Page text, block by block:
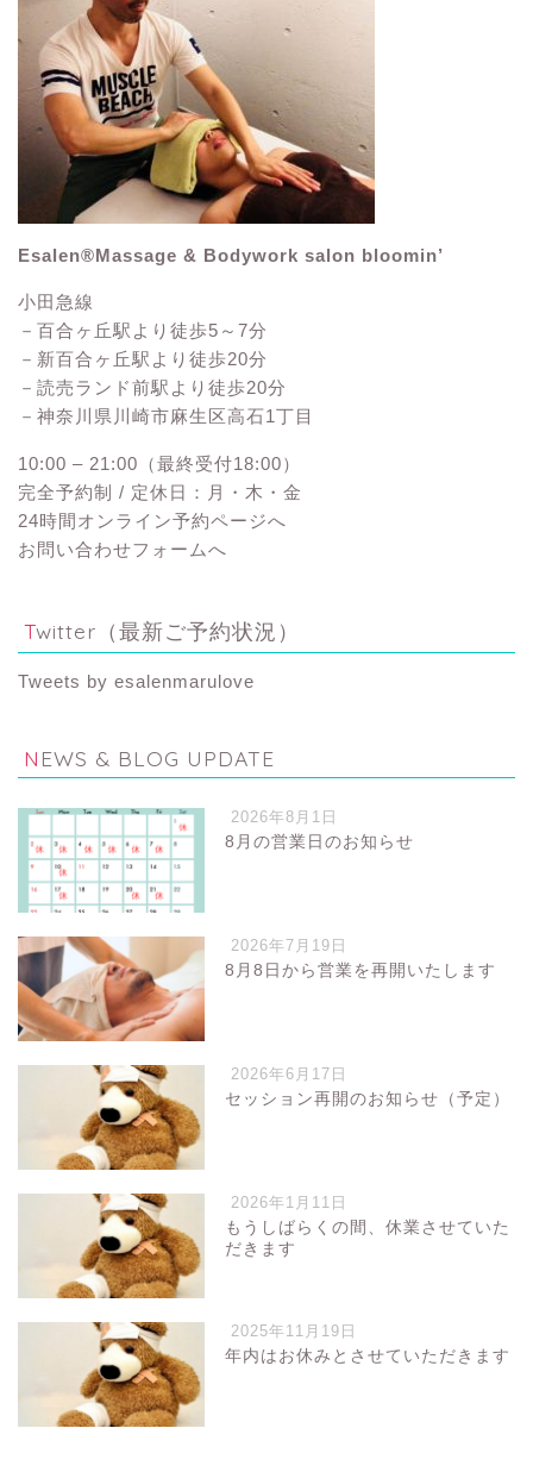
Esalen®Massage & Bodywork salon bloomin’
小田急線
－百合ヶ丘駅より徒歩5～7分
－新百合ヶ丘駅より徒歩20分
－読売ランド前駅より徒歩20分
－神奈川県川崎市麻生区高石1丁目
10:00 – 21:00（最終受付18:00）
完全予約制 / 定休日：月・木・金
24時間オンライン予約ページへ
お問い合わせフォームへ
Twitter（最新ご予約状況）
Tweets by esalenmarulove
NEWS & BLOG UPDATE
2026年8月1日
8月の営業日のお知らせ
2026年7月19日
8月8日から営業を再開いたします
2026年6月17日
セッション再開のお知らせ（予定）
2026年1月11日
もうしばらくの間、休業させていた
だきます
2025年11月19日
年内はお休みとさせていただきます